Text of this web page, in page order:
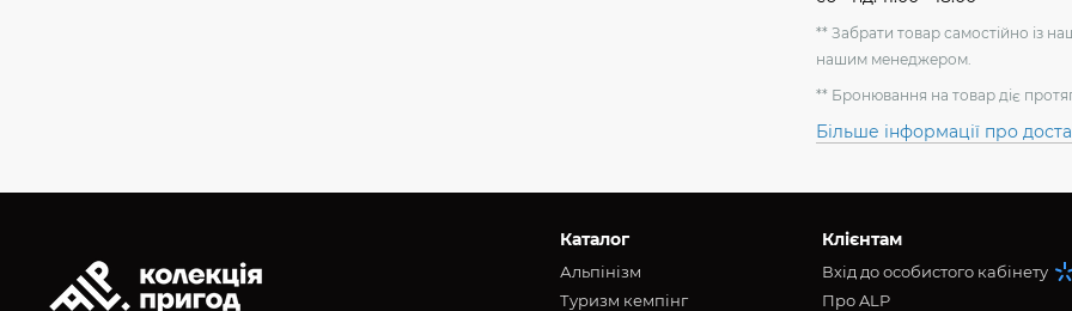
** Забрати товар самостійно із
нашим менеджером.
** Бронювання на товар діє
Більше інформації про
Каталог
Альпінізм
Туризм кемпінг
Клієнтам
Вхід до особистого кабінету
Про ALP